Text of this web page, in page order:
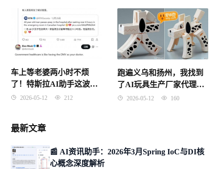
车上等老婆两小时不烦
了！特斯拉AI助手这波操
作，老车主直接破防
2026-05-12 212
跑遍义乌和扬州，我找到
了AI玩具生产厂家代理的
“避坑真经”
2026-05-12 160
最新文章
📰 AI资讯助手：2026年3月Spring IoC与DI核
心概念深度解析